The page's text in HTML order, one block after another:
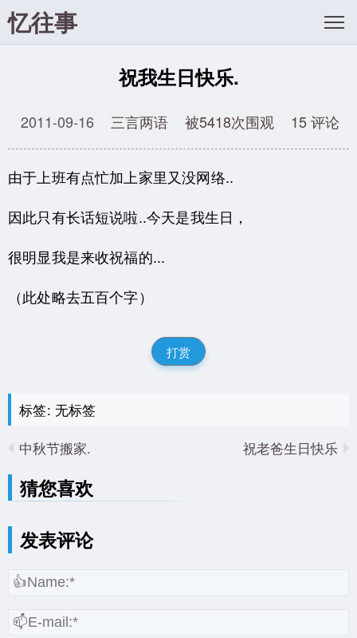
忆往事
祝我生日快乐.
2011-09-16 三言两语 被5418次围观 15 评论
由于上班有点忙加上家里又没网络..
因此只有长话短说啦..今天是我生日，
很明显我是来收祝福的...
（此处略去五百个字）
打赏
标签: 无标签
中秋节搬家.
祝老爸生日快乐
猜您喜欢
发表评论